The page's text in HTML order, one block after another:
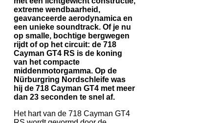
extreme wendbaarheid,
geavanceerde aerodynamica en
een unieke soundtrack. Of je nu
op smalle, bochtige bergwegen
rijdt of op het circuit: de 718
Cayman GT4 RS is de koning
van het compacte
middenmotorgamma. Op de
Nürburgring Nordschleife was
hij de 718 Cayman GT4 met meer
dan 23 seconden te snel af.
Het hart van de 718 Cayman GT4